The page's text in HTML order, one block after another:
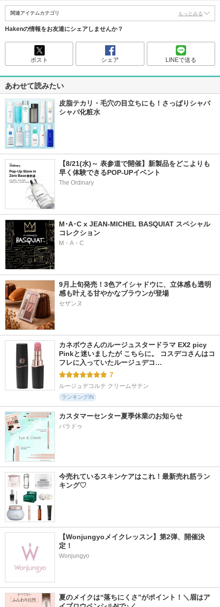
関連アイテムカテゴリ もっとみる
Hakenの情報をお友達にシェアしませんか？
ポスト シェア LINEで送る
あわせて読みたい
皮脂テカリ・毛穴の目立ちにも！さっぱりシャバ
シャバ化粧水
【8/21(水)～ 表参道で開催】新製品をどこよりも
早く体験できるPOP-UPイベント
The Ordinary
M･A･C x JEAN-MICHEL BASQUIAT スペシャル
コレクション
M・A・C
9月上旬発売！3色アイシャドウに、立体感も透明
感も叶える甘やかなブラウンが登場
カネボウさんのルージュスタードラマ EX2 picy
Pinkと迷いましたが こちらに。 コスデコさんはコ
フレに入っていたルージュデコ…
7
ルージュデコルテ クリームサテン
ランキングIN
カスタマーセンター夏季休業のお知らせ
パラドゥ
今売れているスキンケアはこれ！最新売れ筋ラン
キング♡
【Wonjungyoメイクレッスン】第2弾、開催決
定！
Wonjungyo
夏のメイクは“落ちにくさ”がポイント！＼眉はア